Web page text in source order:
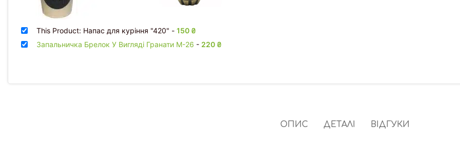
ОПИС ДЕТАЛІ ВІДГУКИ
This Product: Напас для куріння "420" - 150 ₴
Запальничка Брелок У Вигляді Гранати M-26 - 220 ₴